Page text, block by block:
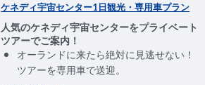
ケネディ宇宙センター1日観光・専用車プラン
人気のケネディ宇宙センターをプライベート
ツアーでご案内！
オーランドに来たら絶対に見逃せない！
ツアーを専用車で送迎。